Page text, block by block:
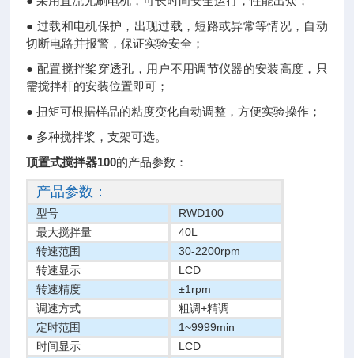
● 过载和电机保护，出现过载，短路或异常等情况，自动
切断电路并报警，保证实验安全；
● 配置搅拌桨穿透孔，用户不用调节仪器的安装高度，只
需搅拌杆的安装位置即可；
● 扭矩可根据样品的粘度变化自动调整，方便实验操作；
● 多种搅拌桨，支架可选。
顶置式搅拌器100的产品参数：
产品参数：
型号
RWD100
最大搅拌量
40L
转速范围
30-2200rpm
转速显示
LCD
转速精度
±1 rpm
调速方式
粗调+精调
定时范围
1~9999min
时间显示
LCD